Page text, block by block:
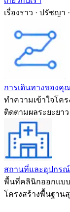
เรื่องราว · ปรัชญ
การเดินทางของคุ
ทำความเข้าใจโค
ติดตามผลระยะยาว
สถานที่และอุปกรณ์
พื้นที่คลินิกออกแบบ
โครงสร้างพื้นฐา